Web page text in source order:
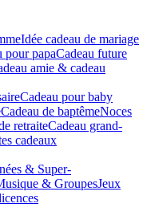
Idée cadeau de mariage​
pour papaCadeau future
amie & cadeau
Cadeau pour baby
Cadeau de baptêmeNoces
retraiteCadeau grand-
cadeaux
& Super-
& GroupesJeux